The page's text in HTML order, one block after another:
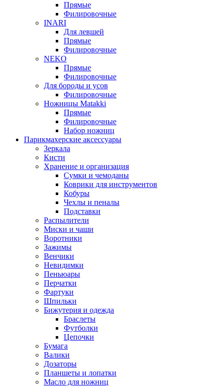
Прямые
Филировочные
INARI
Для левшей
Прямые
Филировочные
NEKO
Прямые
Филировочные
Для бороды и усов
Филировочные
Ножницы Matakki
Прямые
Филировочные
Набор ножниц
Парикмахерские аксессуары
Зеркала
Кисти
Хранение и организация
Сумки и чемоданы
Коврики для инструментов
Кобуры
Чехлы и пеналы
Подставки
Распылители
Миски и чаши
Воротники
Зажимы
Венчики
Невидимки
Пеньюары
Перчатки
Фартуки
Шпильки
Бижутерия и одежда
Браслеты
Футболки
Цепочки
Бумага
Валики
Дозаторы
Планшеты и лопатки
Масло для ножниц